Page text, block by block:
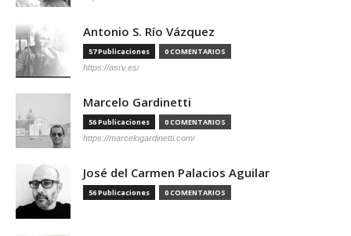
Antonio S. Río Vázquez
57 Publicaciones 0 COMENTARIOS
https://asrv.es/
Marcelo Gardinetti
56 Publicaciones 0 COMENTARIOS
https://marcelogardinetti.com/
José del Carmen Palacios Aguilar
56 Publicaciones 0 COMENTARIOS